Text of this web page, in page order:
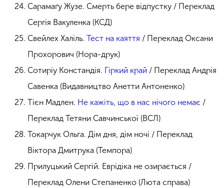
Сарамаґу Жузе. Смерть бере відпустку / Переклад
Сергія Вакуленка (КСД)
Свейлех Халіль. Тест на каяття / Переклад Оксани
Прохорович (Нора-друк)
Сотиріу Констандія. Гіркий край / Переклад Андрія
Савенка (Видавництво Анетти Антоненко)
Тієн Мадлен. Не кажіть, що в нас нічого немає /
Переклад Тетяни Савчинської (ВСЛ)
Токарчук Ольга. Дім дня, дім ночі / Переклад
Віктора Дмитрука (Темпора)
Прилуцький Сергій. Еврідіка не озирається /
Переклад Олени Степаненко (Люта справа)